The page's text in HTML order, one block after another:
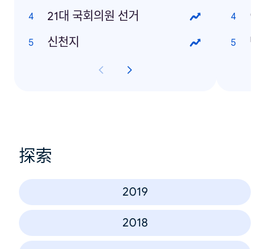
21대 국회의원 선거
신천지
이
박
探索
2019
2018